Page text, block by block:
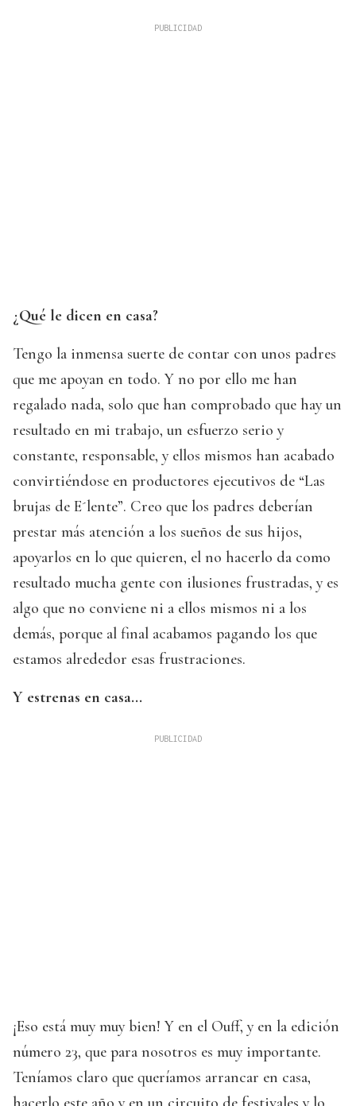
¿Qué le dicen en casa?
Tengo la inmensa suerte de contar con unos padres
que me apoyan en todo. Y no por ello me han
regalado nada, solo que han comprobado que hay un
resultado en mi trabajo, un esfuerzo serio y
constante, responsable, y ellos mismos han acabado
convirtiéndose en productores ejecutivos de “Las
brujas de E´lente”. Creo que los padres deberían
prestar más atención a los sueños de sus hijos,
apoyarlos en lo que quieren, el no hacerlo da como
resultado mucha gente con ilusiones frustradas, y es
algo que no conviene ni a ellos mismos ni a los
demás, porque al final acabamos pagando los que
estamos alrededor esas frustraciones.
Y estrenas en casa...
¡Eso está muy muy bien! Y en el Ouff, y en la edición
número 23, que para nosotros es muy importante.
Teníamos claro que queríamos arrancar en casa,